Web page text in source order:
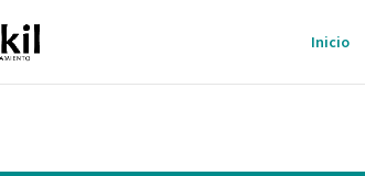
Inicio